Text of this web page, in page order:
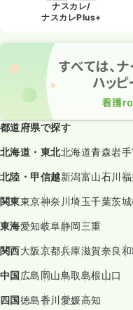
ナスカレ/
ナスカレPlus+
都道府県で探す
北海道・東北北海道青森岩手
北陸・甲信越新潟富山石川
関東東京神奈川埼玉千葉茨城
東海愛知岐阜静岡三重
関西大阪京都兵庫滋賀奈良
中国広島岡山鳥取島根山口
四国徳島香川愛媛高知